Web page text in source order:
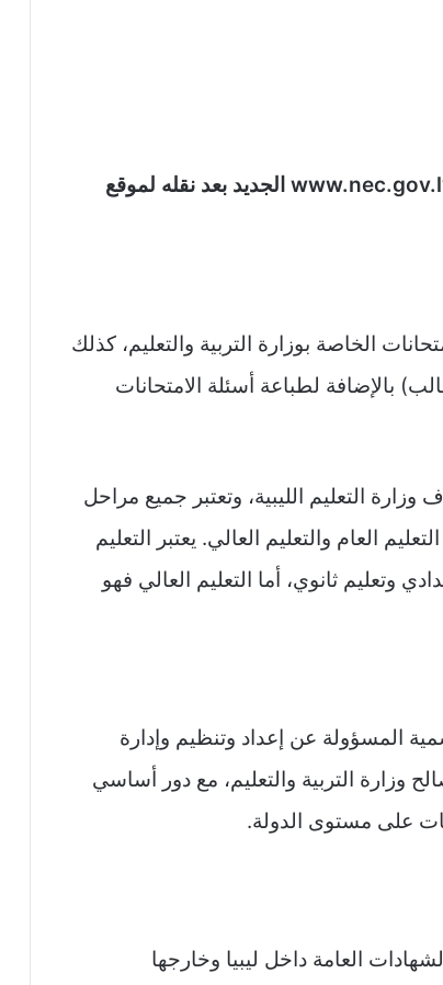
رابط المركز الوطني للامتحانات الجديد في ليبيا www.nec.gov.ly الجديد بعد نقله لموقع
الخاصة بوزارة التربية والتعليم، كذلك
بالإضافة لطباعة أسئلة الامتحانات
التعليم الليبية، وتعتبر جميع مراحل
العام والتعليم العالي. يعتبر التعليم
وتعليم ثانوي، أما التعليم العالي فهو
المسؤولة عن إعداد وتنظيم وإدارة
وزارة التربية والتعليم، مع دور أساسي
على مستوى الدولة.​
العامة داخل ليبيا وخارجها